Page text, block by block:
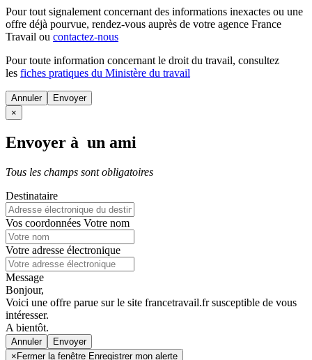
Pour tout signalement concernant des informations inexactes ou une
offre déjà pourvue, rendez-vous auprès de votre agence France
Travail ou contactez-nous
Pour toute information concernant le droit du travail, consultez
les fiches pratiques du Ministère du travail
Annuler
×
Envoyer à un ami
Tous les champs sont obligatoires
Destinataire
Vos coordonnées Votre nom
Votre adresse électronique
Message
Bonjour,
Voici une offre parue sur le site francetravail.fr susceptible de vous
intéresser.
A bientôt.
Annuler
× Fermer la fenêtre Enregistrer mon alerte